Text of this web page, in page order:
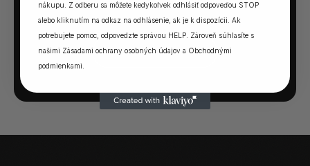
vôňa.
SPUSTIŤ KVÍZ →
nákupu. Z odberu sa môžete kedykoľvek odhlásiť odpoveďou STOP
alebo kliknutím na odkaz na odhlásenie, ak je k dispozícii. Ak
potrebujete pomoc, odpovedzte správou HELP. Zároveň súhlasíte s
našimi Zásadami ochrany osobných údajov a Obchodnými
podmienkami